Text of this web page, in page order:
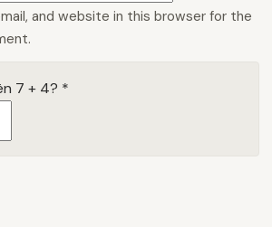
and website in this browser for the
7 + 4? *